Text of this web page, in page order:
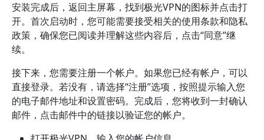
安装完成后，返回主屏幕，找到极光VPN的图标并点击打
开。首次启动时，您可能需要接受相关的使用条款和隐私
政策，确保您已阅读并理解这些内容后，点击“同意”继
续。
接下来，您需要注册一个帐户。如果您已经有帐户，可以
直接登录。若没有，请选择“注册”选项，按照提示输入您
的电子邮件地址和设置密码。完成后，您将收到一封确认
邮件，点击邮件中的链接以验证您的帐户。